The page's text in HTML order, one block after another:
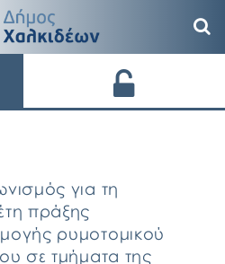
για τη
πράξης
ρυμοτομικού
σε τμήματα της